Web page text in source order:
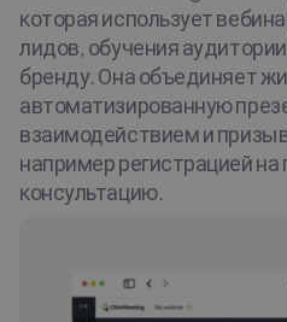
которая использует
лидов, обучения
бренду. Она объединяет
автоматизированную
взаимодействием и
например регистрацией
консультацию.